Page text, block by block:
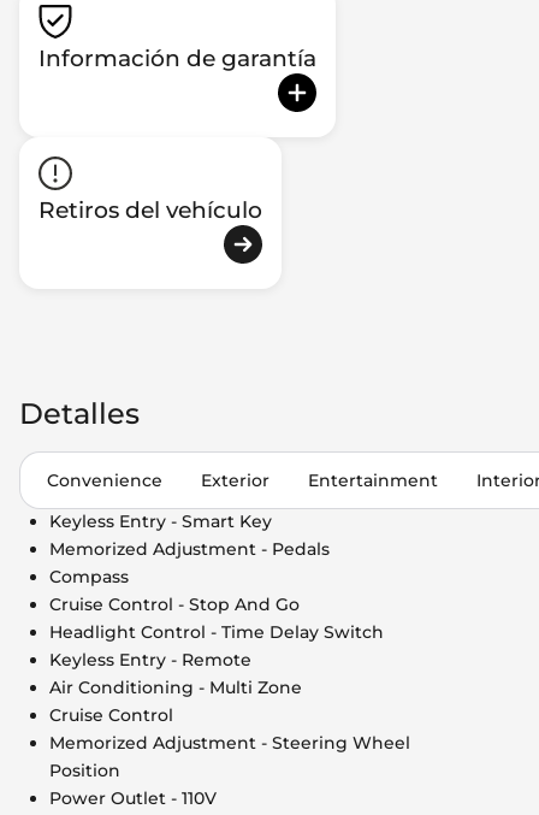
Información de garantía
Retiros del vehículo
Detalles
Convenience Exterior Entertainment
Keyless Entry - Smart Key
Memorized Adjustment - Pedals
Compass
Cruise Control - Stop And Go
Headlight Control - Time Delay Switch
Keyless Entry - Remote
Air Conditioning - Multi Zone
Cruise Control
Memorized Adjustment - Steering Wheel
Position
Power Outlet - 110V